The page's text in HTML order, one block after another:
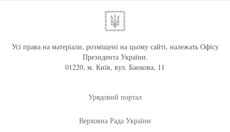
Усі права на матеріали, розміщені на цьому сайті, належать Офісу
Президента України.
01220, м. Київ, вул. Банкова, 11
Урядовий портал
Верховна Рада України